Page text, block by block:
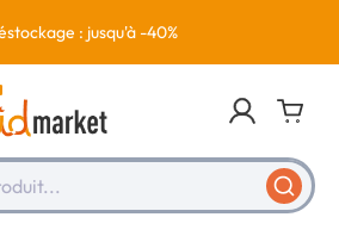
: jusqu'à -40%